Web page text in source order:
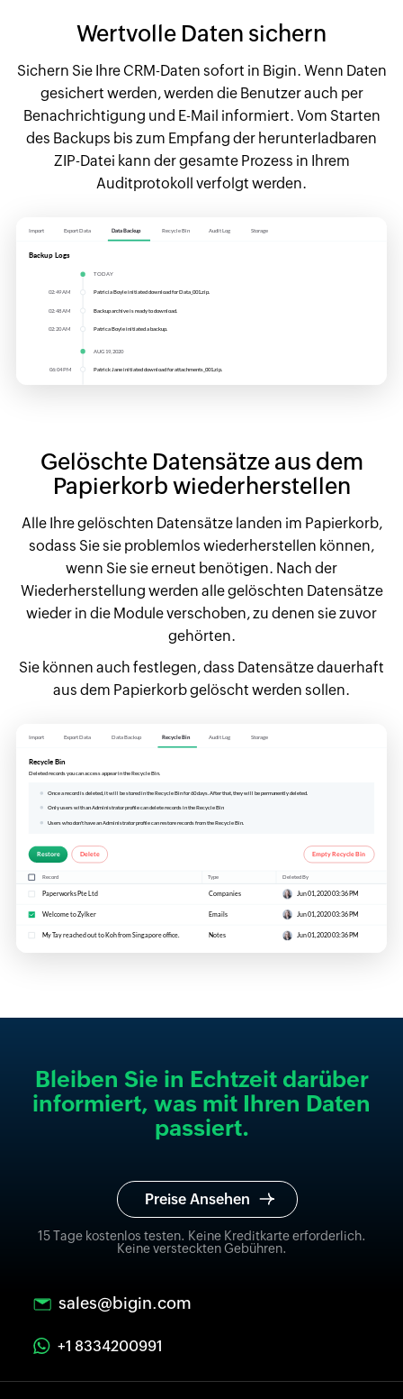
Wertvolle Daten sichern
Sichern Sie Ihre CRM-Daten sofort in Bigin. Wenn Daten
gesichert werden, werden die Benutzer auch per
Benachrichtigung und E-Mail informiert. Vom Starten
des Backups bis zum Empfang der herunterladbaren
ZIP-Datei kann der gesamte Prozess in Ihrem
Auditprotokoll verfolgt werden.
Gelöschte Datensätze aus dem
Papierkorb wiederherstellen
Alle Ihre gelöschten Datensätze landen im Papierkorb,
sodass Sie sie problemlos wiederherstellen können,
wenn Sie sie erneut benötigen. Nach der
Wiederherstellung werden alle gelöschten Datensätze
wieder in die Module verschoben, zu denen sie zuvor
gehörten.
Sie können auch festlegen, dass Datensätze dauerhaft
aus dem Papierkorb gelöscht werden sollen.
Bleiben Sie in Echtzeit darüber
informiert, was mit Ihren Daten
passiert.
Preise Ansehen
15 Tage kostenlos testen. Keine Kreditkarte erforderlich.
Keine versteckten Gebühren.
sales@bigin.com
+1 8334200991